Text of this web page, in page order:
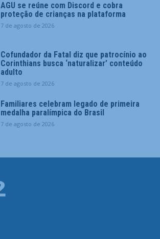
AGU se reúne com Discord e cobra
proteção de crianças na plataforma
7 de agosto de 2026
Cofundador da Fatal diz que patrocínio ao
Corinthians busca ‘naturalizar’ conteúdo
adulto
7 de agosto de 2026
Familiares celebram legado de primeira
medalha paralímpica do Brasil
7 de agosto de 2026